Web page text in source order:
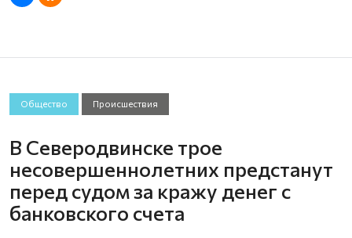
Общество Происшествия
В Северодвинске трое
несовершеннолетних предстанут
перед судом за кражу денег с
банковского счета